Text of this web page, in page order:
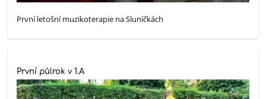
První letošní muzikoterapie na Sluníčkách
První půlrok v 1.A